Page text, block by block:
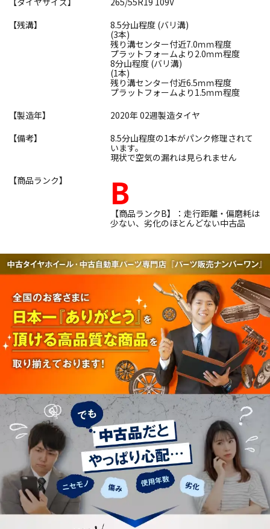
【残溝】
8.5分山程度 (バリ溝)
(3本)
残り溝センター付近7.0ｍｍ程度
プラットフォームより2.0ｍｍ程度
8分山程度 (バリ溝)
(1本)
残り溝センター付近6.5ｍｍ程度
プラットフォームより1.5ｍｍ程度
【製造年】
2020年 02週製造タイヤ
【備考】
8.5分山程度の1本がパンク修理されて
います。
現状で空気の漏れは見られません
【商品ランク】
B
【商品ランクB】：走行距離・偏磨耗は
少ない、劣化のほとんどない中古品